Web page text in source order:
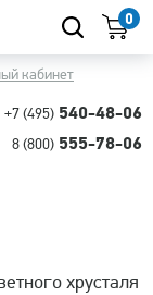
0
кабинет
+7 (495) 540-48-06
8 (800) 555-78-06
хрусталя